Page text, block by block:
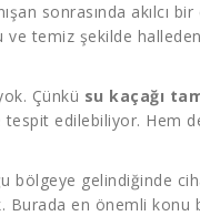
sonrasında
temiz şekilde
Çünkü su kaçağı
edilebiliyor. Hem
bölgeye gelindiğinde
Burada en önemli